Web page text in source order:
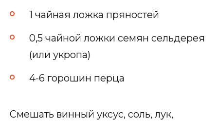
1 чайная ложка пряностей
0,5 чайной ложки семян сельдерея
(или укропа)
4-6 горошин перца
Смешать винный уксус, соль, лук,